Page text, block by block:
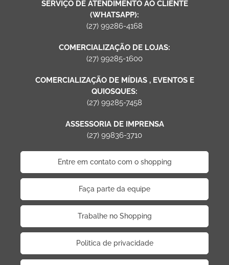
SERVIÇO DE ATENDIMENTO AO CLIENTE
(WHATSAPP):
(27) 99286-4168
COMERCIALIZAÇÃO DE LOJAS:
(27) 99285-1600
COMERCIALIZAÇÃO DE MÍDIAS , EVENTOS E
QUIOSQUES:
(27) 99285-7458
ASSESSORIA DE IMPRENSA
(27) 99836-3710
Entre em contato com o shopping
Faça parte da equipe
Trabalhe no Shopping
Politica de privacidade